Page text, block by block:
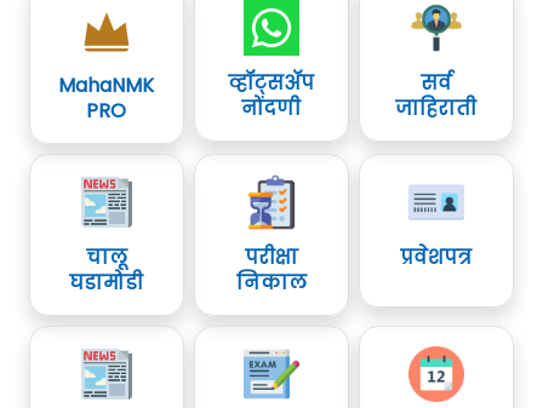
MahaNMK
PRO
व्हॉट्सॲप
नोंदणी
सर्व
जाहिराती
चालू
घडामोडी
परीक्षा
निकाल
प्रवेशपत्र